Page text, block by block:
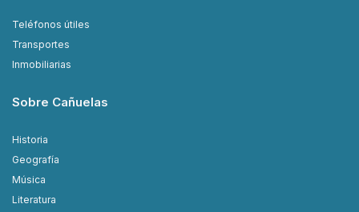
Teléfonos útiles
Transportes
Inmobiliarias
Sobre Cañuelas
Historia
Geografía
Música
Literatura